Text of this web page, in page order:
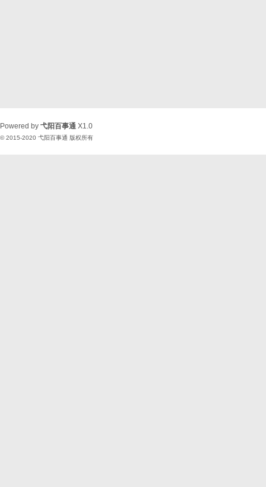
Powered by 弋阳百事通 X1.0
© 2015-2020 弋阳百事通 版权所有